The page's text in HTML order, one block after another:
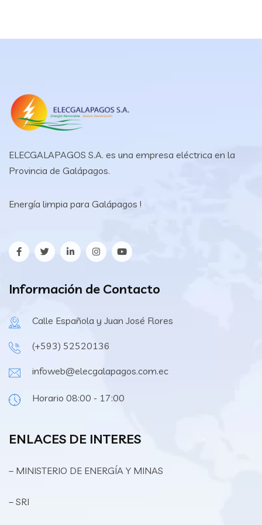
ELECGALAPAGOS S.A. es una empresa eléctrica en la
Provincia de Galápagos.
Energía limpia para Galápagos !
Información de Contacto
Calle Española y Juan José Flores
(+593) 52520136
infoweb@elecgalapagos.com.ec
Horario 08:00 - 17:00
ENLACES DE INTERES
– MINISTERIO DE ENERGÍA Y MINAS
– SRI